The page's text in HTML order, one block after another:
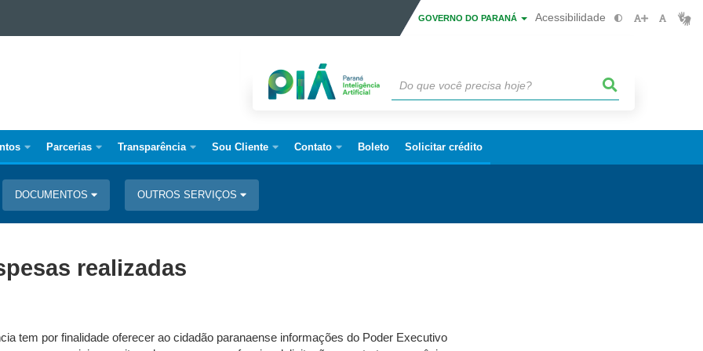
GOVERNO DO PARANÁ Acessibilidade
Parcerias Transparência Sou Cliente Contato Boleto Solicitar crédito
DOCUMENTOS OUTROS SERVIÇOS
realizadas
tem por finalidade oferecer ao cidadão paranaense informações do Poder Executivo